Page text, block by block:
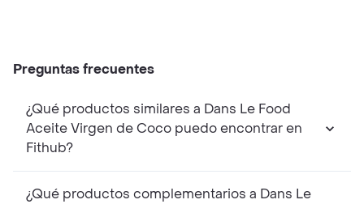
Preguntas frecuentes
¿Qué productos similares a Dans Le Food
Aceite Virgen de Coco puedo encontrar en
Fithub?
¿Qué productos complementarios a Dans Le